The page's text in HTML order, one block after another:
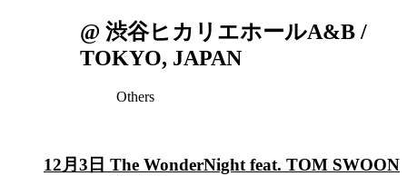
@ 渋谷ヒカリエホールA&B /
TOKYO, JAPAN
Others
12月3日 The WonderNight feat. TOM SWOON